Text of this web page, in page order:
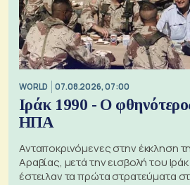
WORLD 07.08.2026, 07:00
Ιράκ 1990 - Ο
ΗΠΑ
Ανταποκρινόμενες στην έκκληση
Αραβίας, μετά την εισβολή του
έστειλαν τα πρώτα στρατεύματα